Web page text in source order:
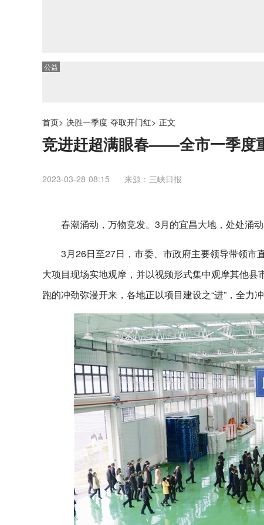
公益
首页> 决胜一季度 夺取开门红> 正文
竞进赶超满眼春——全市一季度
2023-03-28 08:15 来源：三峡日报
春潮涌动，万物竞发。3月的宜昌大地，处处涌
3月26日至27日，市委、市政府主要领导带领市
大项目现场实地观摩，并以视频形式集中观摩其他
跑的冲劲弥漫开来，各地正以项目建设之“进”，全力冲